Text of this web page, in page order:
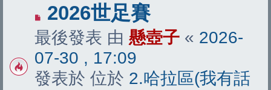
有
新
文
章
2026世足賽
最後發表 由 懸壺子 « 2026-
07-30 , 17:09
發表於 位於 2.哈拉區(我有話